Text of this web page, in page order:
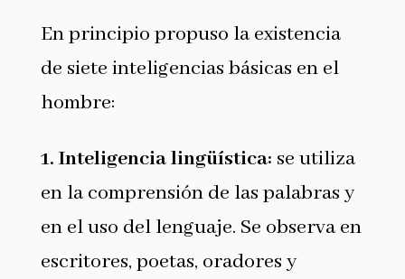
En principio propuso la existencia
de siete inteligencias básicas en el
hombre:
1. Inteligencia lingüística: se utiliza
en la comprensión de las palabras y
en el uso del lenguaje. Se observa en
escritores, poetas, oradores y